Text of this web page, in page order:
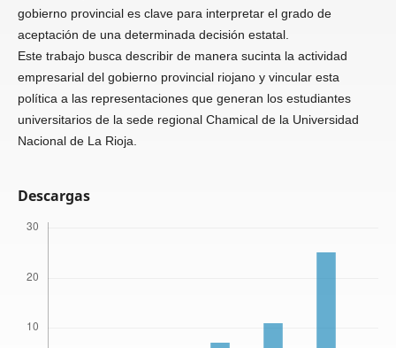
gobierno provincial es clave para interpretar el grado de
aceptación de una determinada decisión estatal.
Este trabajo busca describir de manera sucinta la actividad
empresarial del gobierno provincial riojano y vincular esta
política a las representaciones que generan los estudiantes
universitarios de la sede regional Chamical de la Universidad
Nacional de La Rioja.
Descargas